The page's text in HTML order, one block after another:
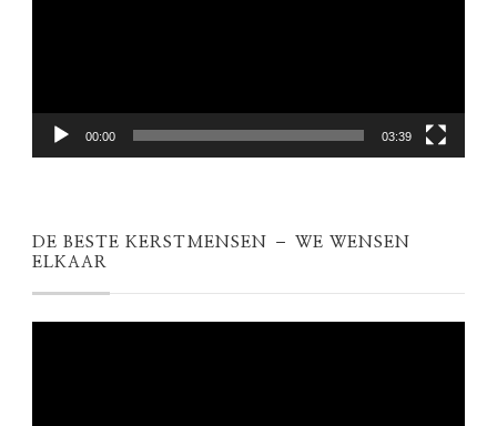
00:00 03:39
DE BESTE KERSTMENSEN – WE WENSEN
ELKAAR